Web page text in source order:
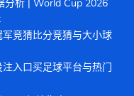
分析 | World Cup 2026
竞猜比分竞猜与大小球
入口买足球平台与热门